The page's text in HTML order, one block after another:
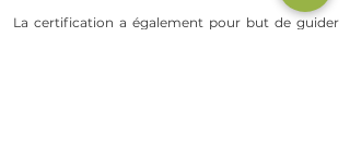
La certification a également pour but de guider